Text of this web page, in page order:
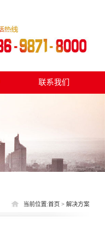
联系我们
当前位置:首页 > 解决方案